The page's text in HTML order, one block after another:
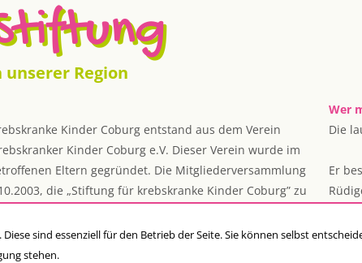
unserer Region
Kinder Coburg entstand aus dem Verein
Kinder Coburg e.V. Dieser Verein wurde im
Eltern gegründet. Die Mitgliederversammlung
die „Stiftung für krebskranke Kinder Coburg” zu
auf die Stiftung zu übertragen.
Wer
Die
Er
sind essenziell für den Betrieb der Seite. Sie können selbst
stehen.